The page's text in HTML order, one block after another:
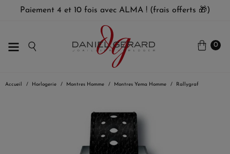
Paiement 4 et 10 fois avec ALMA ! (frais offerts 🎁)
0
Accueil Horlogerie Montres Homme Montres Yema Homme Rallygraf